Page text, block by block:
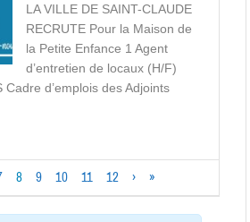
LA VILLE DE SAINT-CLAUDE
RECRUTE Pour la Maison de
la Petite Enfance 1 Agent
d’entretien de locaux (H/F)
d’emplois des Adjoints
8 9 10 11 12 › »